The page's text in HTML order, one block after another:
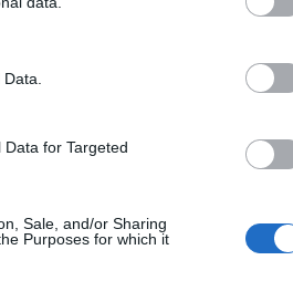
for Targeted
Sale, and/or Sharing
Purposes for which it